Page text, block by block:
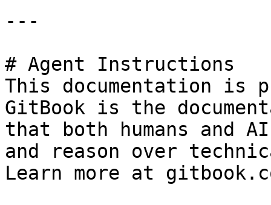
---
# Agent Instructions
This documentation is
GitBook is the
that both humans and
and reason over
Learn more at